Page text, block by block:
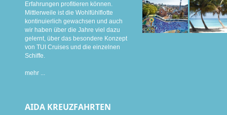
Erfahrungen profitieren können.
Mittlerweile ist die Wohlfühlflotte
kontinuierlich gewachsen und auch
wir haben über die Jahre viel dazu
gelernt, über das besondere Konzept
von TUI Cruises und die einzelnen
Schiffe.
mehr ...
AIDA KREUZFAHRTEN